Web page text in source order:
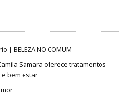
| BELEZA NO COMUM
Samara oferece tratamentos
bem estar